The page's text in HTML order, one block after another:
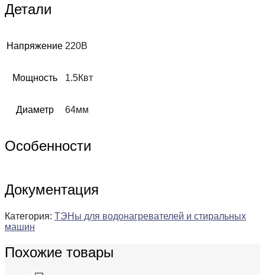
Детали
Напряжение 220В
Мощность 1.5Квт
Диаметр 64мм
Особенности
Документация
Категория: ТЭНы для водонагревателей и стиральных
машин
Похожие товары